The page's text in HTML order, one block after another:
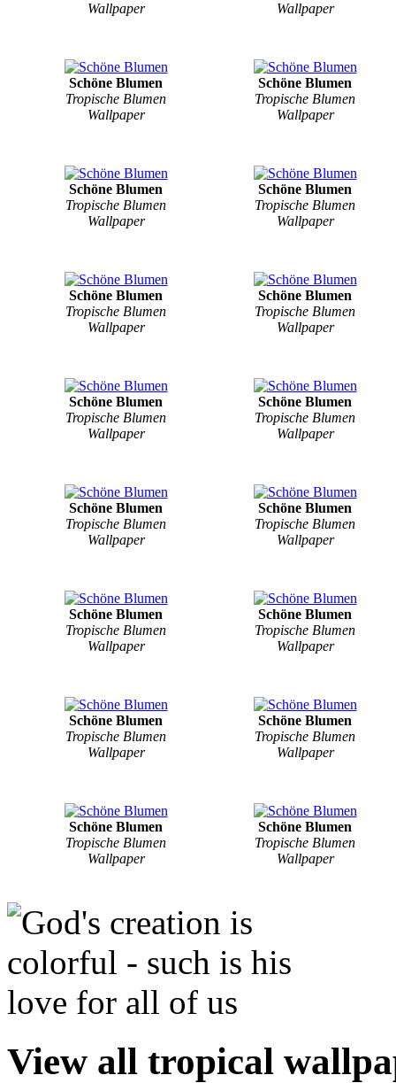
Wallpaper
Wallpaper
Schöne Blumen
Tropische Blumen
Wallpaper
Schöne Blumen
Tropische Blumen
Wallpaper
Schöne Blumen
Tropische Blumen
Wallpaper
Schöne Blumen
Tropische Blumen
Wallpaper
Schöne Blumen
Tropische Blumen
Wallpaper
Schöne Blumen
Tropische Blumen
Wallpaper
Schöne Blumen
Tropische Blumen
Wallpaper
Schöne Blumen
Tropische Blumen
Wallpaper
Schöne Blumen
Tropische Blumen
Wallpaper
Schöne Blumen
Tropische Blumen
Wallpaper
Schöne Blumen
Tropische Blumen
Wallpaper
Schöne Blumen
Tropische Blumen
Wallpaper
Schöne Blumen
Tropische Blumen
Wallpaper
Schöne Blumen
Tropische Blumen
Wallpaper
Schöne Blumen
Tropische Blumen
Wallpaper
Schöne Blumen
Tropische Blumen
Wallpaper
View all tropical